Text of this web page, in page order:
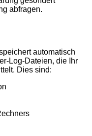
abfragen.
automatisch
Log-Dateien, die Ihr
Dies sind: